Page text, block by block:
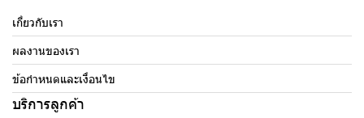
เกี่ยวกับเรา
ผลงานของเรา
ข้อกำหนดและเงื่อนไข
บริการลูกค้า